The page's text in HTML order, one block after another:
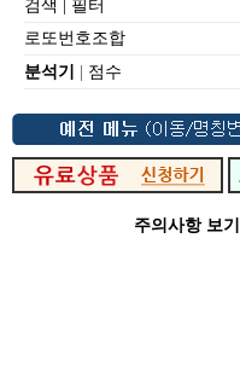
검색
필터
로또번호조합
분석기
점수
주의사항 보기